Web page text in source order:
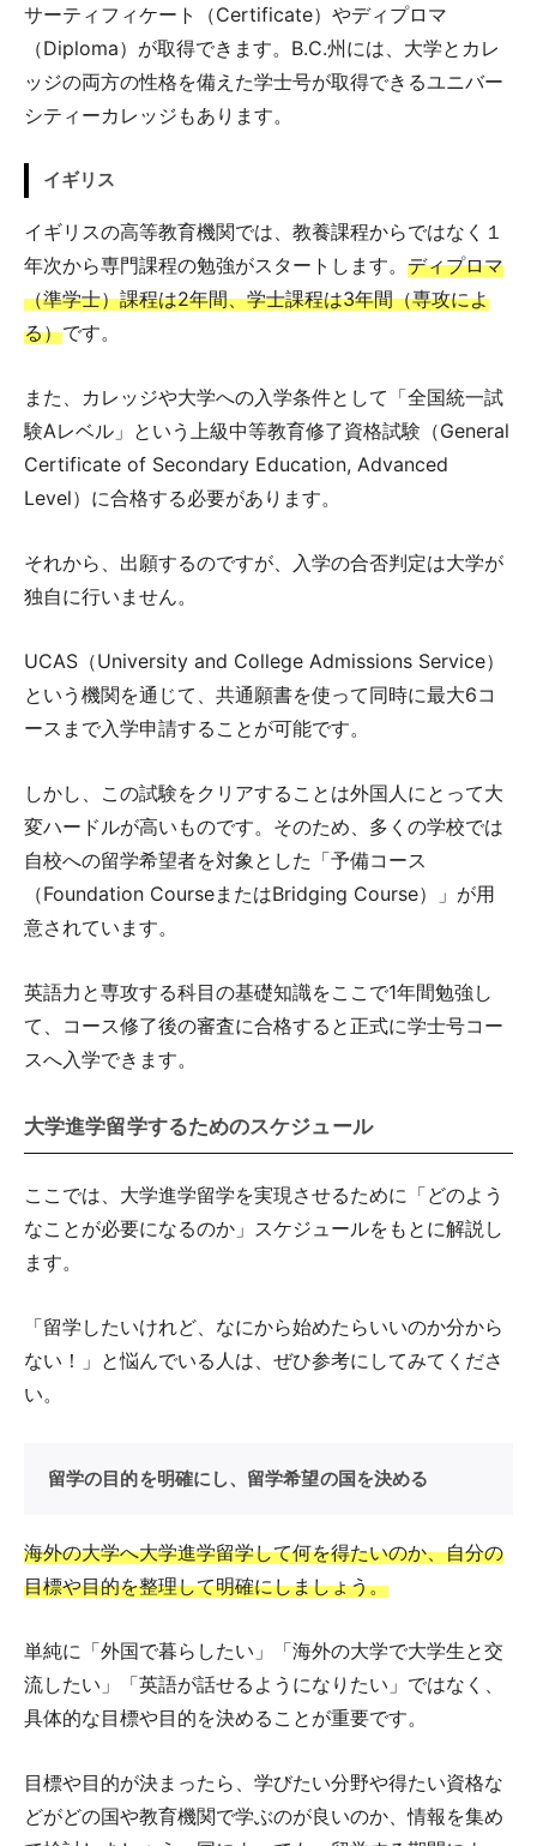
サーティフィケート（Certificate）やディプロマ
（Diploma）が取得できます。B.C.州には、大学とカレ
ッジの両方の性格を備えた学士号が取得できるユニバー
シティーカレッジもあります。
イギリス
イギリスの高等教育機関では、教養課程からではなく１
年次から専門課程の勉強がスタートします。 ディプロマ
（準学士）課程は2年間、学士課程は3年間（専攻によ
る）です。
また、カレッジや大学への入学条件として「全国統一試
験Aレベル」という上級中等教育修了資格試験（General
Certificate of Secondary Education, Advanced
Level）に合格する必要があります。
それから、出願するのですが、入学の合否判定は大学が
独自に行いません。
UCAS（University and College Admissions Service）
という機関を通じて、共通願書を使って同時に最大6コ
ースまで入学申請することが可能です。
しかし、この試験をクリアすることは外国人にとって大
変ハードルが高いものです。そのため、多くの学校では
自校への留学希望者を対象とした「予備コース
（Foundation CourseまたはBridging Course）」が用
意されています。
英語力と専攻する科目の基礎知識をここで1年間勉強し
て、コース修了後の審査に合格すると正式に学士号コー
スへ入学できます。
大学進学留学するためのスケジュール
ここでは、大学進学留学を実現させるために「どのよう
なことが必要になるのか」スケジュールをもとに解説し
ます。
「留学したいけれど、なにから始めたらいいのか分から
ない！」と悩んでいる人は、ぜひ参考にしてみてくださ
い。
留学の目的を明確にし、留学希望の国を決める
海外の大学へ大学進学留学して何を得たいのか、自分の
目標や目的を整理して明確にしましょう。
単純に「外国で暮らしたい」「海外の大学で大学生と交
流したい」「英語が話せるようになりたい」ではなく、
具体的な目標や目的を決めることが重要です。
目標や目的が決まったら、学びたい分野や得たい資格な
どがどの国や教育機関で学ぶのが良いのか、情報を集め